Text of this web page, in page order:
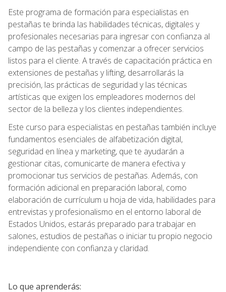
Este programa de formación para especialistas en
pestañas te brinda las habilidades técnicas, digitales y
profesionales necesarias para ingresar con confianza al
campo de las pestañas y comenzar a ofrecer servicios
listos para el cliente. A través de capacitación práctica en
extensiones de pestañas y lifting, desarrollarás la
precisión, las prácticas de seguridad y las técnicas
artísticas que exigen los empleadores modernos del
sector de la belleza y los clientes independientes.
Este curso para especialistas en pestañas también incluye
fundamentos esenciales de alfabetización digital,
seguridad en línea y marketing, que te ayudarán a
gestionar citas, comunicarte de manera efectiva y
promocionar tus servicios de pestañas. Además, con
formación adicional en preparación laboral, como
elaboración de currículum u hoja de vida, habilidades para
entrevistas y profesionalismo en el entorno laboral de
Estados Unidos, estarás preparado para trabajar en
salones, estudios de pestañas o iniciar tu propio negocio
independiente con confianza y claridad.
Lo que aprenderás: